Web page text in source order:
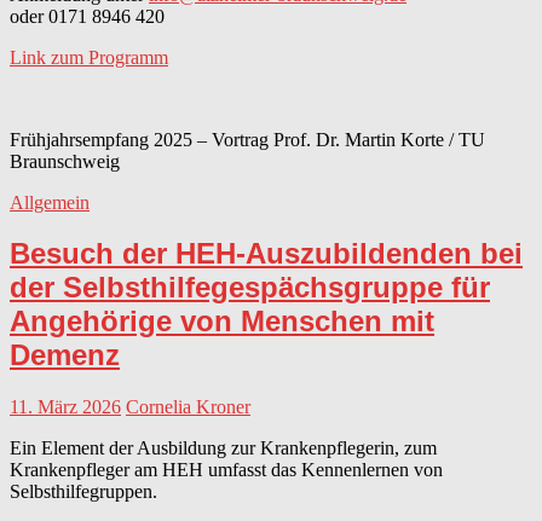
oder 0171 8946 420
Link zum Programm
Frühjahrsempfang 2025 – Vortrag Prof. Dr. Martin Korte / TU
Braunschweig
Allgemein
Besuch der HEH-Auszubildenden bei
der Selbsthilfegespächsgruppe für
Angehörige von Menschen mit
Demenz
11. März 2026 Cornelia Kroner
Ein Element der Ausbildung zur Krankenpflegerin, zum
Krankenpfleger am HEH umfasst das Kennenlernen von
Selbsthilfegruppen.